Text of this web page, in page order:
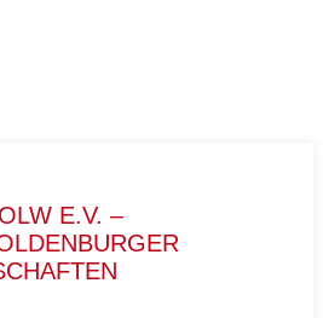
E.V. –